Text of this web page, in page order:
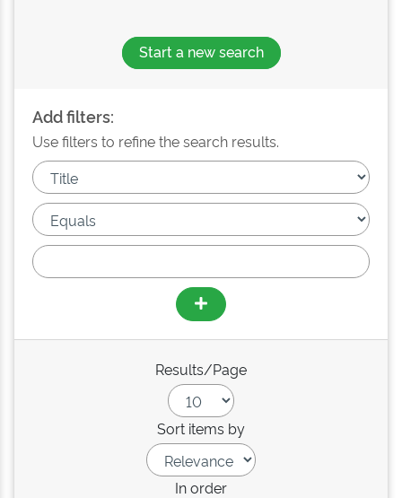
Start a new search
Add filters:
Use filters to refine the search results.
Results/Page
Sort items by
In order